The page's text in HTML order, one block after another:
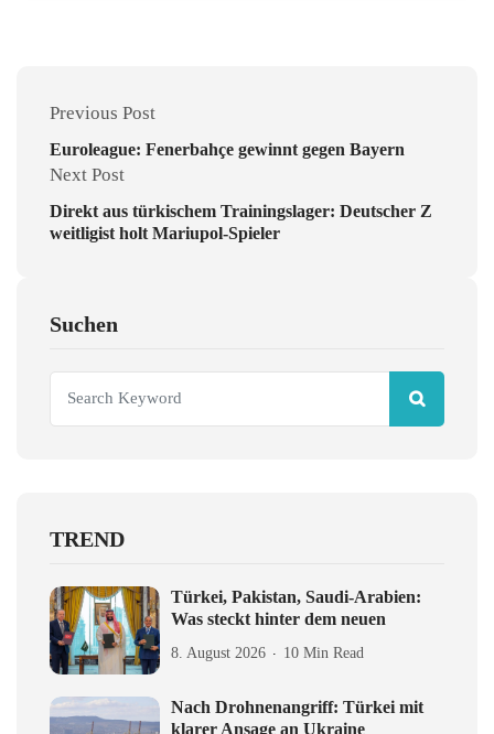
Previous Post
Euroleague: Fenerbahçe gewinnt gegen Bayern
Next Post
Direkt aus türkischem Trainingslager: Deutscher Z
weitligist holt Mariupol-Spieler
Suchen
TREND
Türkei, Pakistan, Saudi-Arabien:
Was steckt hinter dem neuen
8. August 2026 10 Min Read
Nach Drohnenangriff: Türkei mit
klarer Ansage an Ukraine